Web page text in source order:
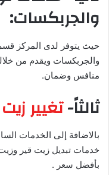
والجربكسات:
حيث يتوفر لدى المركز
والجربكسات ويقدم من
منافس وضمان.
ثالثاً-تغيير
بالاضافة إلى الخدمات
خدمات تبديل زيت قير
بأفضل سعر .